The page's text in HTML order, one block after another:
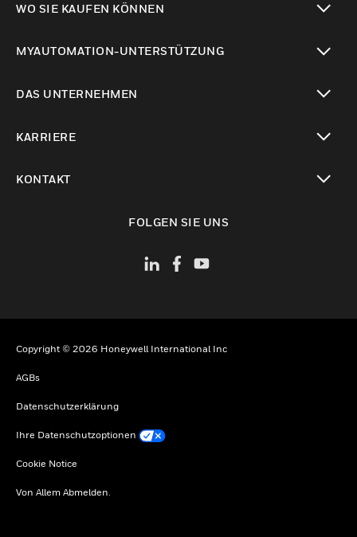
WO SIE KAUFEN KÖNNEN
MYAUTOMATION-UNTERSTÜTZUNG
DAS UNTERNEHMEN
KARRIERE
KONTAKT
FOLGEN SIE UNS
Copyright © 2026 Honeywell International Inc
AGBs
Datenschutzerklärung
Ihre Datenschutzoptionen
Cookie Notice
Von Allem Abmelden.